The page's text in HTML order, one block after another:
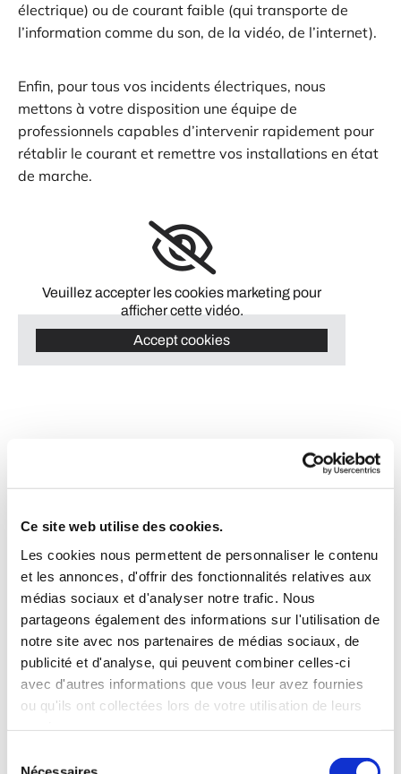
Ce site web utilise des cookies.
Les cookies nous permettent de personnaliser le contenu
et les annonces, d'offrir des fonctionnalités relatives aux
médias sociaux et d'analyser notre trafic. Nous
partageons également des informations sur l'utilisation de
notre site avec nos partenaires de médias sociaux, de
publicité et d'analyse, qui peuvent combiner celles-ci
avec d'autres informations que vous leur avez fournies
ou qu'ils ont collectées lors de votre utilisation de leurs
électrique) ou de courant faible (qui transporte de
l’information comme du son, de la vidéo, de l’internet).
Enfin, pour tous vos incidents électriques, nous
mettons à votre disposition une équipe de
professionnels capables d’intervenir rapidement pour
rétablir le courant et remettre vos installations en état
de marche.
Veuillez accepter les cookies marketing pour
afficher cette vidéo.
Accept cookies
NEUF ou RÉNOVATION
COURANT FORT ou COURANT FAIBLE
MISE EN CONFORMITÉ Q18 ou LEVÉE
DES RÉSERVES